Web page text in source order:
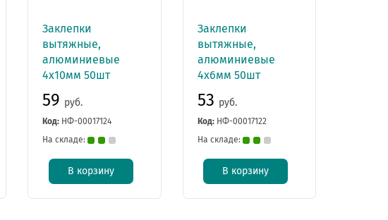
Заклепки
вытяжные,
алюминиевые
4х10мм 50шт
59 руб.
Код: НФ-00017124
На складе:
В корзину
Заклепки
вытяжные,
алюминиевые
4х6мм 50шт
53 руб.
Код: НФ-00017122
На складе:
В корзину